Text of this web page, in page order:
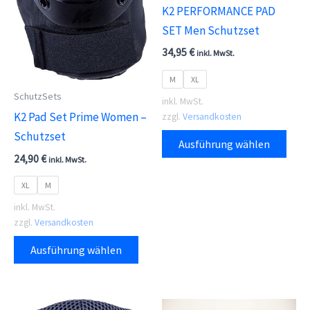
werden
SchutzSets
K2 Pad Set Prime Women –
Schutzset
24,90€ inkl. MwSt.
XL M
inkl. MwSt.
zzgl. Versandkosten
Ausführung wählen
Dieses
mehrere
K2 PERFORMANCE PAD
SET Men Schutzset
34,95€ inkl. MwSt.
M XL
inkl. MwSt.
zzgl. Versandkosten
Ausführung wählen